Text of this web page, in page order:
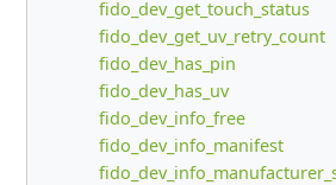
fido_dev_get_touch_status
fido_dev_get_uv_retry_count
fido_dev_has_pin
fido_dev_has_uv
fido_dev_info_free
fido_dev_info_manifest